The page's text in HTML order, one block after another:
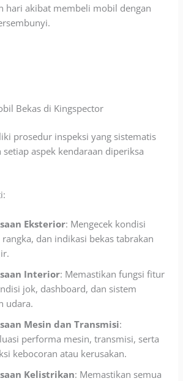
hari akibat membeli mobil dengan
Bekas di Kingspector
prosedur inspeksi yang sistematis
aspek kendaraan diperiksa
Eksterior: Mengecek kondisi
rangka, dan indikasi bekas tabrakan
Interior: Memastikan fungsi fitur
jok, dashboard, dan sistem
udara.
Mesin dan Transmisi:
performa mesin, transmisi, serta
kebocoran atau kerusakan.
Kelistrikan: Memastikan semua